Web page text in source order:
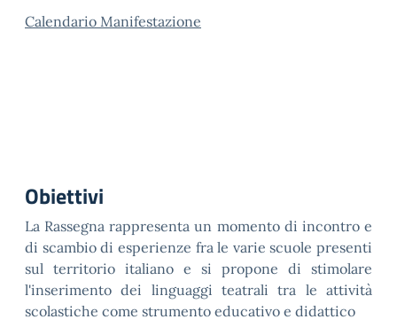
Calendario Manifestazione
Obiettivi
La Rassegna rappresenta un momento di incontro e
di scambio di esperienze fra le varie scuole presenti
sul territorio italiano e si propone di stimolare
l'inserimento dei linguaggi teatrali tra le attività
scolastiche come strumento educativo e didattico